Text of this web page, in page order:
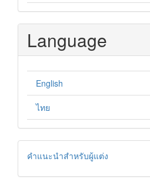
Language
English
ไทย
คำแนะนำสำหรับผู้แต่ง